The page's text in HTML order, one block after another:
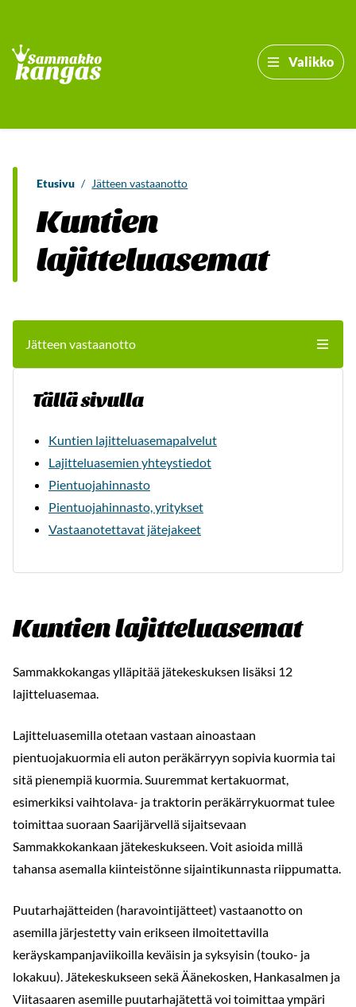
Valikko
Etusivu / Jätteen vastaanotto
Kuntien
lajitteluasemat
Tällä sivulla
Kuntien lajitteluasemapalvelut
Lajitteluasemien yhteystiedot
Pientuojahinnasto
Pientuojahinnasto, yritykset
Vastaanotettavat jätejakeet
Kuntien lajitteluasemat
Sammakkokangas ylläpitää jätekeskuksen lisäksi 12
lajitteluasemaa.
Lajitteluasemilla otetaan vastaan ainoastaan
pientuojakuormia eli auton peräkärryyn sopivia kuormia tai
sitä pienempiä kuormia. Suuremmat kertakuormat,
esimerkiksi vaihtolava- ja traktorin peräkärrykuormat tulee
toimittaa suoraan Saarijärvellä sijaitsevaan
Sammakkokankaan jätekeskukseen. Voit asioida millä
tahansa asemalla kiinteistönne sijaintikunnasta riippumatta.
Puutarhajätteiden (haravointijätteet) vastaanotto on
asemilla järjestetty vain erikseen ilmoitettavilla
keräyskampanjaviikoilla keväisin ja syksyisin (touko- ja
lokakuu). Jätekeskukseen sekä Äänekosken, Hankasalmen ja
Viitasaaren asemille puutarhajätettä voi toimittaa ympäri
Jätteen vastaanotto